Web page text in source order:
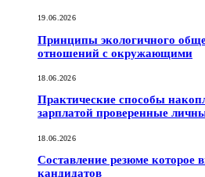
19.06.2026
Принципы экологичного
отношений с окружающими
18.06.2026
Практические способы
зарплатой проверенные
18.06.2026
Составление резюме которое
кандидатов